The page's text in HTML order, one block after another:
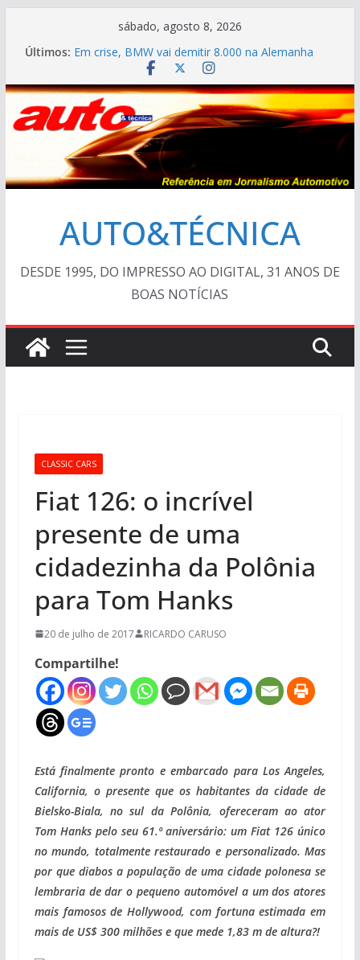
conteúdo
sábado, agosto 8, 2026
Últimos: Em crise, BMW vai demitir 8.000 na Alemanha
VÍDEO ESPECIAL: os antigos no “Poços Classic
Car 2026”
AUTO&TÉCNICA FILES #139 – Chevrolet Calibra
1993
Cristiano Ronaldo mostra sua garagem
Ferrari Luce 2026: esgotada em dois meses
AUTO&TÉCNICA
DESDE 1995, DO IMPRESSO AO DIGITAL, 31 ANOS DE
BOAS NOTÍCIAS
CLASSIC CARS
Fiat 126: o incrível
presente de uma
cidadezinha da Polônia
para Tom Hanks
20 de julho de 2017 RICARDO CARUSO
Compartilhe!
Está finalmente pronto e embarcado para Los Angeles,
California, o presente que os habitantes da cidade de
Bielsko-Biala, no sul da Polônia, ofereceram ao ator
Tom Hanks pelo seu 61.º aniversário: um Fiat 126 único
no mundo, totalmente restaurado e personalizado. Mas
por que diabos a população de uma cidade polonesa se
lembraria de dar o pequeno automóvel a um dos atores
mais famosos de Hollywood, com fortuna estimada em
mais de US$ 300 milhões e que mede 1,83 m de altura?!